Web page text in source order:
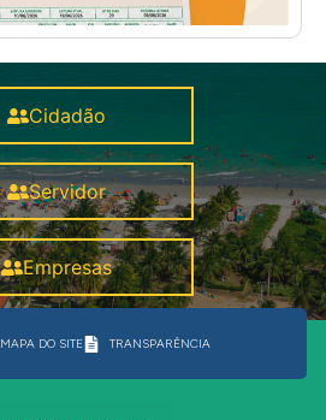
Cidadão
Servidor
Empresas
MAPA DO SITE TRANSPARÊNCIA